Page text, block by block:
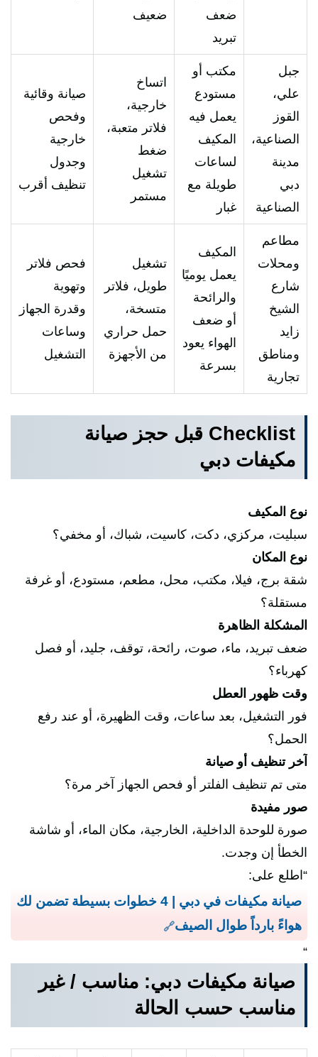
ضعف
تبريد
ضعيف
جبل
علي،
القوز
الصناعية،
مدينة
دبي
الصناعية
مكتب أو
مستودع
يعمل فيه
المكيف
لساعات
طويلة مع
غبار
اتساخ
خارجية،
فلاتر متعبة،
ضغط
تشغيل
مستمر
صيانة وقائية
وفحص
خارجية
وجدول
تنظيف أقرب
مطاعم
ومحلات
شارع
الشيخ
زايد
ومناطق
تجارية
المكيف
يعمل يوميًا
والرائحة
أو ضعف
الهواء يعود
بسرعة
تشغيل
طويل، فلاتر
متسخة،
حمل حراري
من الأجهزة
فحص فلاتر
وتهوية
وقدرة الجهاز
وساعات
التشغيل
Checklist قبل حجز صيانة
مكيفات دبي
نوع المكيف
سبليت، مركزي، دكت، كاسيت، شباك، أو مخفي؟
نوع المكان
شقة برج، فيلا، مكتب، محل، مطعم، مستودع، أو غرفة
مستقلة؟
المشكلة الظاهرة
ضعف تبريد، ماء، صوت، رائحة، توقف، جليد، أو فصل
كهرباء؟
وقت ظهور العطل
فور التشغيل، بعد ساعات، وقت الظهيرة، أو عند رفع
الحمل؟
آخر تنظيف أو صيانة
متى تم تنظيف الفلتر أو فحص الجهاز آخر مرة؟
صور مفيدة
صورة للوحدة الداخلية، الخارجية، مكان الماء، أو شاشة
الخطأ إن وجدت.
“اطلع على:
صيانة مكيفات في دبي | 4 خطوات بسيطة تضمن لك
هواءً بارداً طوال الصيف
“
صيانة مكيفات دبي: مناسب / غير
مناسب حسب الحالة